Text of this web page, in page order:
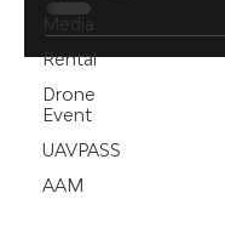
Media
Rental
Drone
Event
UAVPASS
AAM